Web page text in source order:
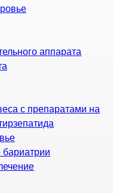
аппарата
с препаратами на
бариатрии